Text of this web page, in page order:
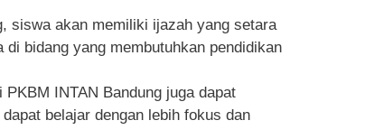
siswa akan memiliki ijazah yang setara
bidang yang membutuhkan pendidikan
INTAN Bandung juga dapat
belajar dengan lebih fokus dan